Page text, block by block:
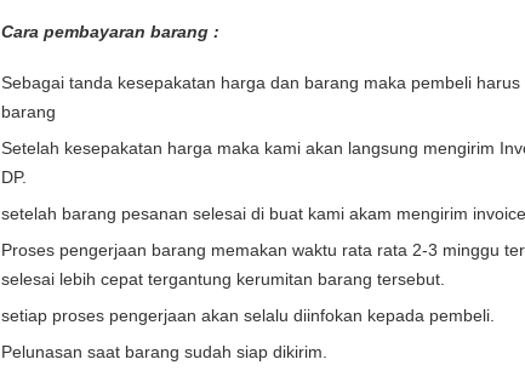
Cara pembayaran barang :
Sebagai tanda kesepakatan harga dan barang maka pembeli
barang
Setelah kesepakatan harga maka kami akan langsung mengirim
DP.
setelah barang pesanan selesai di buat kami akam mengirim
Proses pengerjaan barang memakan waktu rata rata 2-3 minggu
selesai lebih cepat tergantung kerumitan barang tersebut.
setiap proses pengerjaan akan selalu diinfokan kepada pembeli.
Pelunasan saat barang sudah siap dikirim.